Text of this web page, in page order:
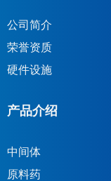
公司简介
荣誉资质
硬件设施
产品介绍
中间体
原料药